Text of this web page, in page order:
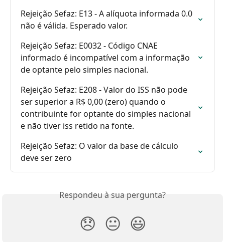
Rejeição Sefaz: E13 - A alíquota informada 0.0
não é válida. Esperado valor.
Rejeição Sefaz: E0032 - Código CNAE
informado é incompatível com a informação
de optante pelo simples nacional.
Rejeição Sefaz: E208 - Valor do ISS não pode
ser superior a R$ 0,00 (zero) quando o
contribuinte for optante do simples nacional
e não tiver iss retido na fonte.
Rejeição Sefaz: O valor da base de cálculo
deve ser zero
Respondeu à sua pergunta?
😞 😐 😃